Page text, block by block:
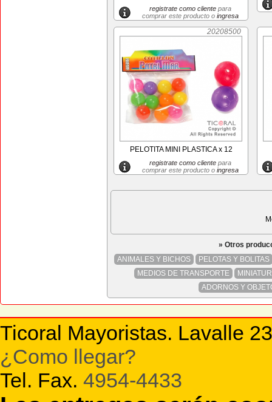
registrate como clientepara
comprar este producto o ingresa
20208500
PELOTITA MINI PLASTICA x 12
registrate como clientepara
comprar este producto o ingresa
» Otros
ANIMALES Y BICHOS
PELOTAS Y BOLITAS
MEDIOS DE TRANSPORTE
ADORNOS Y
Ticoral Mayoristas. Lavalle
¿Como llegar?
Tel. Fax. 4954-4433